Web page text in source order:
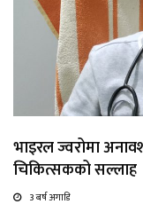
भाइरल ज्वरोमा
चिकित्सकको सल्लाह
3 बर्ष अगाडि